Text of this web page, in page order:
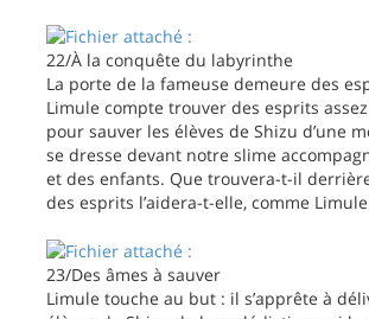
22/À la conquête du labyrinthe
La porte de la fameuse demeure des
Limule compte trouver des esprits
pour sauver les élèves de Shizu d’une
se dresse devant notre slime
et des enfants. Que trouvera-t-il
des esprits l’aidera-t-elle, comme Limule
23/Des âmes à sauver
Limule touche au but : il s’apprête à